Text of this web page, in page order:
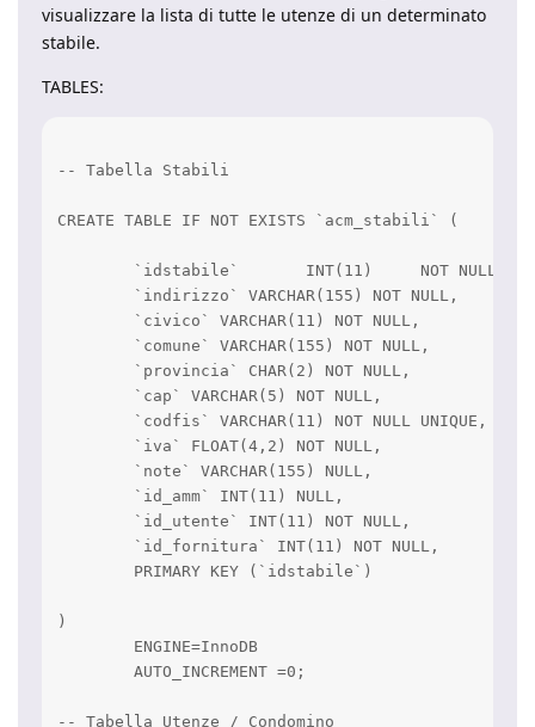
visualizzare la lista di tutte le utenze di un determinato
stabile.
TABLES:
-- Tabella Stabili
CREATE TABLE IF NOT EXISTS `acm_stabili` (
)
-- Tabella Utenze / Condomino